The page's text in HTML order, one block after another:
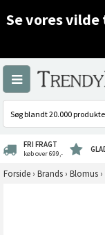
Se vores
FRI FRAGT
køb over 699,-
Forside › Brands › Blomus ›